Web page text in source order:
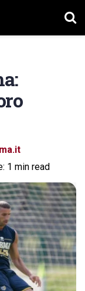
1 min read